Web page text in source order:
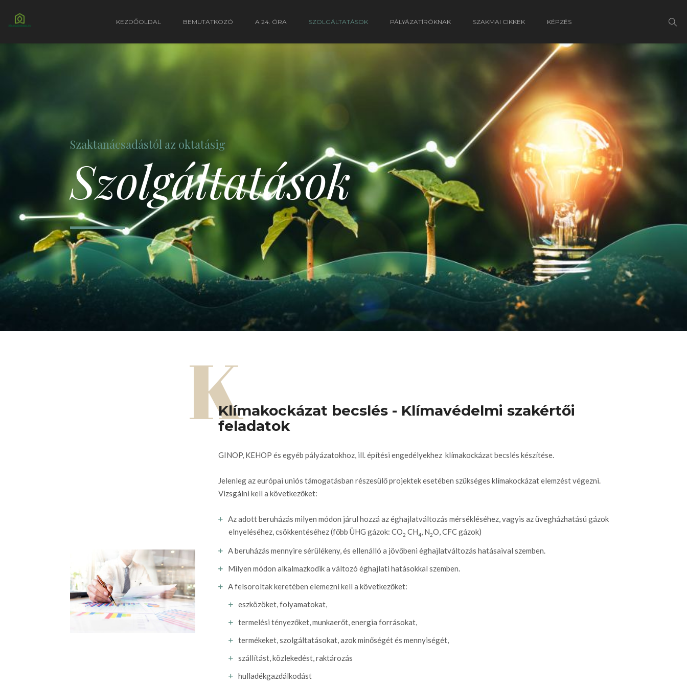
KEZDŐOLDAL BEMUTATKOZÓ A 24. ÓRA SZOLGÁLTATÁSOK PÁLYÁZATÍRÓKNAK SZAKMAI CIKKEK KÉPZÉS
Szaktanácsadástól az oktatásig
Szolgáltatások
KKlímakockázat becslés - Klímavédelmi szakértői
feladatok
GINOP, KEHOP és egyéb pályázatokhoz, ill. építési engedélyekhez klímakockázat becslés készítése.
Jelenleg az európai uniós támogatásban részesülő projektek esetében szükséges klímakockázat elemzést végezni.
Vizsgálni kell a következőket:
Az adott beruházás milyen módon járul hozzá az éghajlatváltozás mérsékléséhez, vagyis az üvegházhatású gázok
elnyeléséhez, csökkentéséhez (főbb ÜHG gázok: CO2 CH4, N2O, CFC gázok)
A beruházás mennyire sérülékeny, és ellenálló a jövőbeni éghajlatváltozás hatásaival szemben.
Milyen módon alkalmazkodik a változó éghajlati hatásokkal szemben.
A felsoroltak keretében elemezni kell a következőket:
eszközöket, folyamatokat,
termelési tényezőket, munkaerőt, energia forrásokat,
termékeket, szolgáltatásokat, azok minőségét és mennyiségét,
szállítást, közlekedést, raktározás
hulladékgazdálkodást